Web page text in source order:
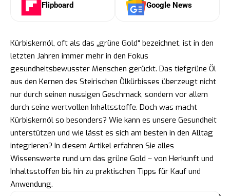
Flipboard Google News
Kürbiskernöl, oft als das „grüne Gold“ bezeichnet, ist in den
letzten Jahren immer mehr in den Fokus
gesundheitsbewusster Menschen gerückt. Das tiefgrüne Öl
aus den Kernen des Steirischen Ölkürbisses überzeugt nicht
nur durch seinen nussigen Geschmack, sondern vor allem
durch seine wertvollen Inhaltsstoffe. Doch was macht
Kürbiskernöl so besonders? Wie kann es unsere Gesundheit
unterstützen und wie lässt es sich am besten in den Alltag
integrieren? In diesem Artikel erfahren Sie alles
Wissenswerte rund um das grüne Gold – von Herkunft und
Inhaltsstoffen bis hin zu praktischen Tipps für Kauf und
Anwendung.